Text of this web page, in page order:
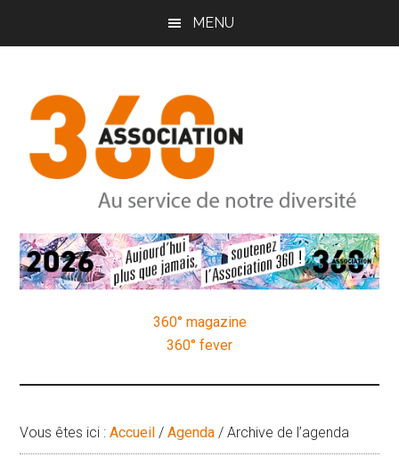
latérale
principale
MENU
Association
360
Au
service
de
360° magazine
360° fever
Vous êtes ici :Accueil / Agenda / Archive de l’agenda